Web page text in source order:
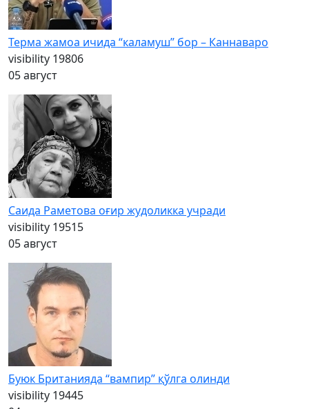
Терма жамоа ичида “каламуш” бор – Каннаваро
visibility 19806
05 август
Саида Раметова оғир жудоликка учради
visibility 19515
05 август
Буюк Британияда “вампир” қўлга олинди
visibility 19445